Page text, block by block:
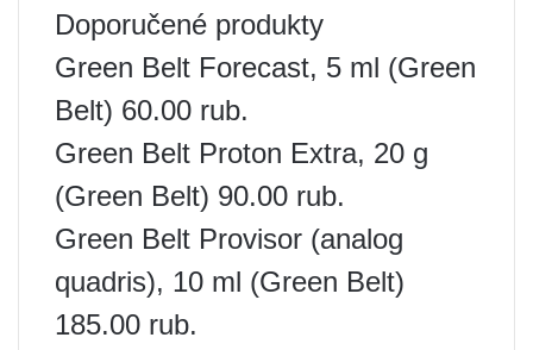
Doporučené produkty
Green Belt Forecast, 5 ml (Green
Belt) 60.00 rub.
Green Belt Proton Extra, 20 g
(Green Belt) 90.00 rub.
Green Belt Provisor (analog
quadris), 10 ml (Green Belt)
185.00 rub.